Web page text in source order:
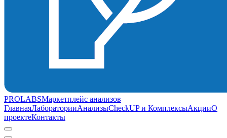
PROLABSМаркетплейс анализов
ГлавнаяЛабораторииАнализыCheckUP и КомплексыАкцииО
проектеКонтакты